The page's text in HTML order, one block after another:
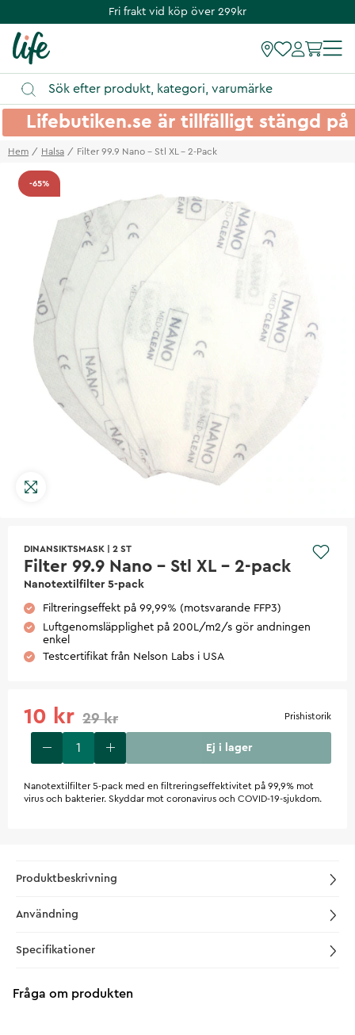
Fri frakt vid köp över 299kr
Lifebutiken.se är tillfälligt stängd
Hem Halsa Filter 99.9 Nano - Stl XL - 2-Pack
-65%
DINANSIKTSMASK 2 ST
Filter 99.9 Nano - Stl XL - 2-pack
Nanotextilfilter 5-pack
Filtreringseffekt på 99,99% (motsvarande FFP3)
Luftgenomsläpplighet på 200L/m2/s gör andningen
enkel
Testcertifikat från Nelson Labs i USA
10 kr 29 kr Prishistorik
Ej i lager
Nanotextilfilter 5-pack med en filtreringseffektivitet på 99,9% mot
virus och bakterier. Skyddar mot coronavirus och COVID-19-sjukdom.
Produktbeskrivning
Användning
Specifikationer
Fråga om produkten